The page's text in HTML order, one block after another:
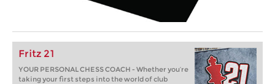
Fritz 21
YOUR PERSONAL CHESS COACH - Whether you’re
taking your first steps into the world of club